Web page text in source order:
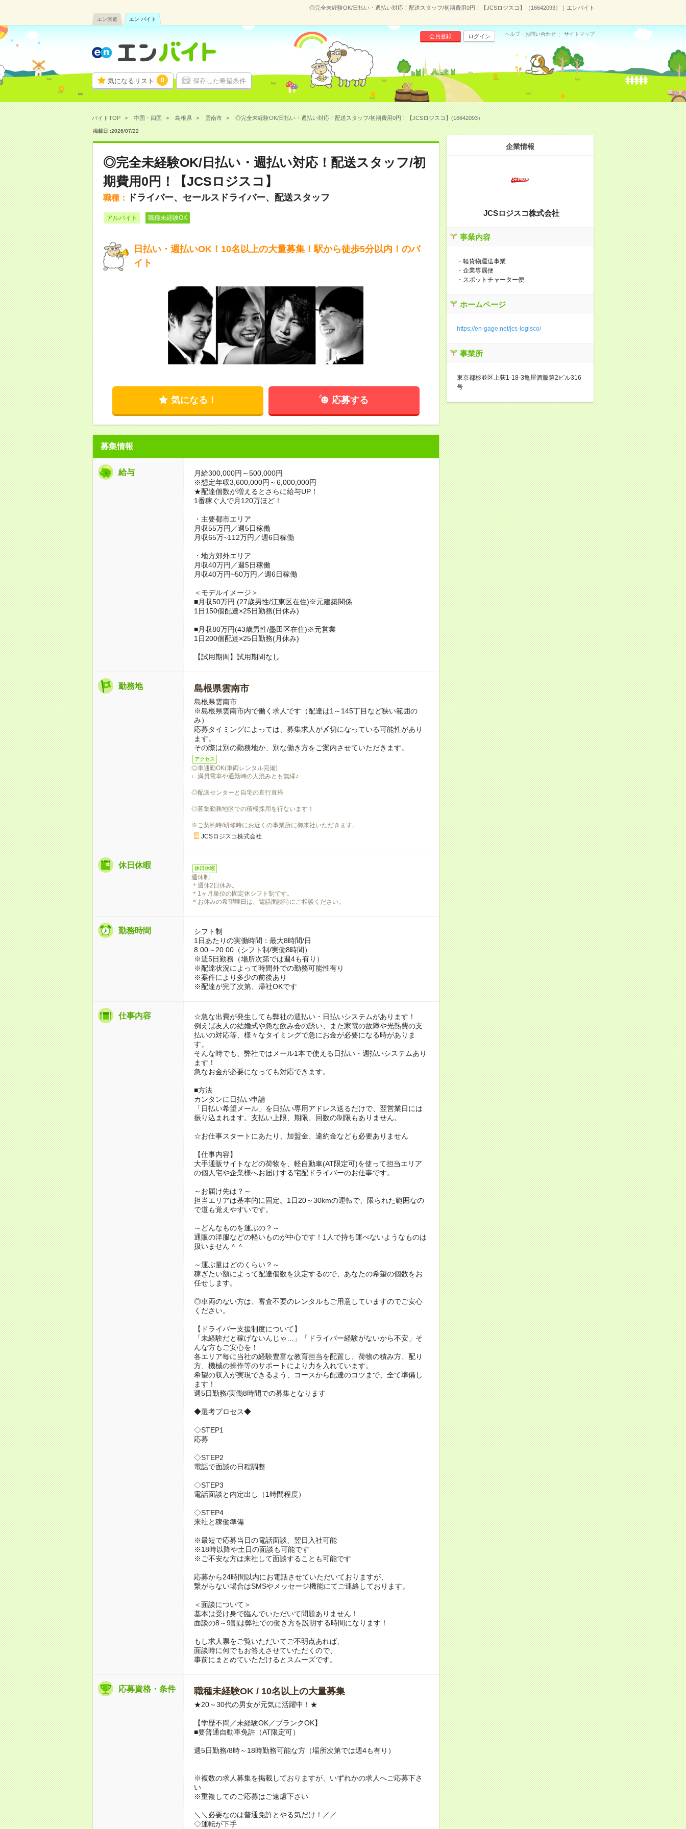
◎完全未経験OK/日払い・週払い対応！配送スタッフ/初期費用0円！【JCSロジスコ】（16642093）｜エンバイト
エン派遣 エン バイト
気になるリスト 0 保存した希望条件
会員登録 ログイン ヘルプ・お問い合わせ サイトマップ
バイトTOP 中国・四国 島根県 雲南市 ◎完全未経験OK/日払い・週払い対応！配送スタッフ/初期費用0円！【JCSロジスコ】(16642093）
掲載日 :2026/07/22
◎完全未経験OK/日払い・週払い対応！配送スタッフ/初
期費用0円！【JCSロジスコ】
職種： ドライバー、セールスドライバー、配送スタッフ
アルバイト 職種未経験OK
日払い・週払いOK！10名以上の大量募集！駅から徒歩5分以内！のバ
イト
気になる！ 応募する
募集情報
給与
月給300,000円～500,000円
※想定年収3,600,000円～6,000,000円
★配達個数が増えるとさらに給与UP！
1番稼ぐ人で月120万ほど！
・主要都市エリア
月収55万円／週5日稼働
月収65万~112万円／週6日稼働
・地方郊外エリア
月収40万円／週5日稼働
月収40万円~50万円／週6日稼働
＜モデルイメージ＞
■月収50万円 (27歳男性/江東区在住)※元建築関係
1日150個配達×25日勤務(日休み)
■月収80万円(43歳男性/墨田区在住)※元営業
1日200個配達×25日勤務(月休み)
【試用期間】試用期間なし
勤務地 島根県雲南市
島根県雲南市
※島根県雲南市内で働く求人です（配達は1～145丁目など狭い範囲の
み）
応募タイミングによっては、募集求人が〆切になっている可能性があり
ます。
その際は別の勤務地か、別な働き方をご案内させていただきます。
アクセス
◎車通勤OK(車両レンタル完備)
∟満員電車や通勤時の人混みとも無縁♪
◎配送センターと自宅の直行直帰
◎募集勤務地区での積極採用を行ないます！
※ご契約時/研修時にお近くの事業所に御来社いただきます。
JCSロジスコ株式会社
休日休暇 休日休暇
週休制
＊週休2日休み。
＊1ヶ月単位の固定休シフト制です。
＊お休みの希望曜日は、電話面談時にご相談ください。
勤務時間
シフト制
1日あたりの実働時間：最大8時間/日
8:00～20:00（シフト制/実働8時間）
※週5日勤務（場所次第では週4も有り）
※配達状況によって時間外での勤務可能性有り
※案件により多少の前後あり
※配達が完了次第、帰社OKです
仕事内容
☆急な出費が発生しても弊社の週払い・日払いシステムがあります！
例えば友人の結婚式や急な飲み会の誘い、また家電の故障や光熱費の支
払いの対応等、様々なタイミングで急にお金が必要になる時がありま
す。
そんな時でも、弊社ではメール1本で使える日払い・週払いシステムあり
ます！
急なお金が必要になっても対応できます。
■方法
カンタンに日払い申請
「日払い希望メール」を日払い専用アドレス送るだけで、翌営業日には
振り込まれます。支払い上限、期限、回数の制限もありません。
☆お仕事スタートにあたり、加盟金、違約金なども必要ありません
【仕事内容】
大手通販サイトなどの荷物を、軽自動車(AT限定可)を使って担当エリア
の個人宅や企業様へお届けする宅配ドライバーのお仕事です。
～お届け先は？～
担当エリアは基本的に固定。1日20～30kmの運転で、限られた範囲なの
で道も覚えやすいです。
～どんなものを運ぶの？～
通販の洋服などの軽いものが中心です！1人で持ち運べないようなものは
扱いません＾＾
～運ぶ量はどのくらい？～
稼ぎたい額によって配達個数を決定するので、あなたの希望の個数をお
任せします。
◎車両のない方は、審査不要のレンタルもご用意していますのでご安心
ください。
【ドライバー支援制度について】
「未経験だと稼げないんじゃ…」「ドライバー経験がないから不安」そ
んな方もご安心を！
各エリア毎に当社の経験豊富な教育担当を配置し、荷物の積み方、配り
方、機械の操作等のサポートにより力を入れています。
希望の収入が実現できるよう、コースから配達のコツまで、全て準備し
ます！
週5日勤務/実働8時間での募集となります
◆選考プロセス◆
◇STEP1
応募
◇STEP2
電話で面談の日程調整
◇STEP3
電話面談と内定出し（1時間程度）
◇STEP4
来社と稼働準備
※最短で応募当日の電話面談、翌日入社可能
※18時以降や土日の面談も可能です
※ご不安な方は来社して面談することも可能です
応募から24時間以内にお電話させていただいておりますが、
繋がらない場合はSMSやメッセージ機能にてご連絡しております。
＜面談について＞
基本は受け身で臨んでいただいて問題ありません！
面談の8～9割は弊社での働き方を説明する時間になります！
もし求人票をご覧いただいてご不明点あれば、
面談時に何でもお答えさせていただくので、
事前にまとめていただけるとスムーズです。
応募資格・条件 職種未経験OK / 10名以上の大量募集
★20～30代の男女が元気に活躍中！★
【学歴不問／未経験OK／ブランクOK】
■要普通自動車免許（AT限定可）
週5日勤務/8時～18時勤務可能な方（場所次第では週4も有り）
※複数の求人募集を掲載しておりますが、いずれかの求人へご応募下さ
い
※重複してのご応募はご遠慮下さい
＼＼必要なのは普通免許とやる気だけ！／／
◇運転が下手
企業情報
JCSロジスコ株式会社
事業内容
・軽貨物運送事業
・企業専属便
・スポットチャーター便
ホームページ
https://en-gage.net/jcs-logisco/
事業所
東京都杉並区上荻1-18-3亀屋酒販第2ビル316
号